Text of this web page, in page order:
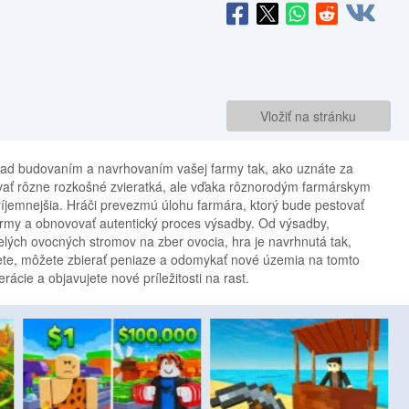
Vložiť na stránku
budovaním a navrhovaním vašej farmy tak, ako uznáte za
rôzne rozkošné zvieratká, ale vďaka rôznorodým farmárskym
Hráči prevezmú úlohu farmára, ktorý bude pestovať
a obnovovať autentický proces výsadby. Od výsadby,
ovocných stromov na zber ovocia, hra je navrhnutá tak,
môžete zbierať peniaze a odomykať nové územia na tomto
a objavujete nové príležitosti na rast.